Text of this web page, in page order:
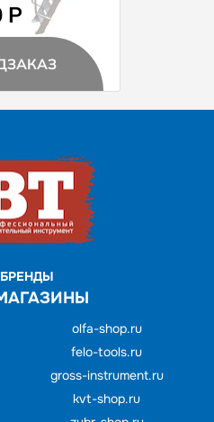
Р
olfa-shop.ru
felo-tools.ru
gross-instrument.ru
kvt-shop.ru